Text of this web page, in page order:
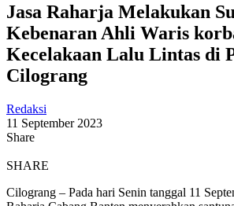
Jasa Raharja Melakukan
Kebenaran Ahli Waris
Kecelakaan Lalu Lintas di
Cilograng
Redaksi
11 September 2023
Share
SHARE
Cilograng – Pada hari Senin tanggal 11